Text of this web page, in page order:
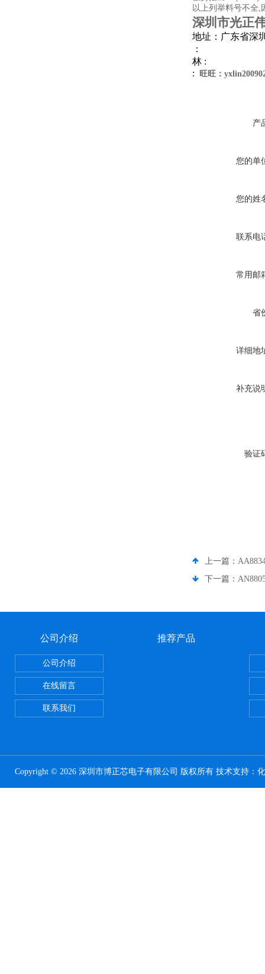
以上列举料号不全,
深圳市光正
地址：广东省深
：
林 :
:
旺旺：
产
您的单
您的姓
联系电
常用邮
省
详细地
补充说
验证
上一篇：
下一篇：
公司介绍
公司介绍
在线留言
联系我们
推荐产品
Copyright © 2026 深圳市博正芯电子有限公司 版权所有 技术支持：